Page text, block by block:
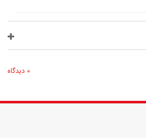
0 دیدگاه